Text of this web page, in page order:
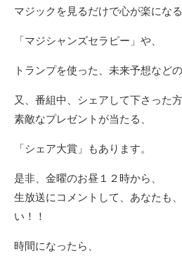
マジックを見るだけで心が楽になる
「マジシャンズセラピー」や、
トランプを使った、未来予想など
又、番組中、シェアして下さった
素敵なプレゼントが当たる、
「シェア大賞」もあります。
是非、金曜のお昼１２時から、
生放送にコメントして、あなたも
い！！
時間になったら、